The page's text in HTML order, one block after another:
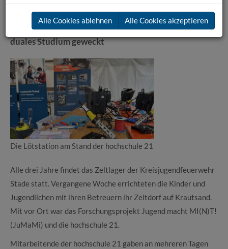
15.07.2025
Zeltlager der Kreisjugendfeuerwehr: Interesse für
duales Studium geweckt
Die Lötstation am Stand der hochschule 21
Alle drei Jahre findet das Zeltlager der Kreisjugendfeuerwehr
Stade statt. Vergangene Woche errichteten die Kinder und
Jugendlichen mit ihren Betreuern ihr Zeltdorf auf Krautsand.
Mit vor Ort war das Forschungsprojekt Jugend macht MI(N)T!
(JuMaMi) und die hochschule 21.
Mitarbeitende der hochschule 21 gaben an mehreren Tagen
Alle Cookies ablehnen Alle Cookies akzeptieren